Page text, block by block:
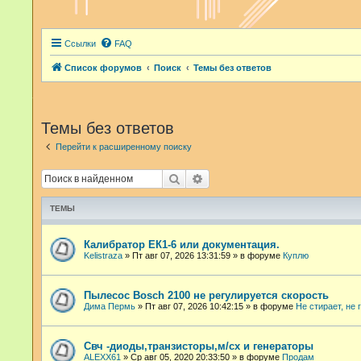
Ссылки FAQ
Список форумов Поиск Темы без ответов
Темы без ответов
Перейти к расширенному поиску
Поиск
ТЕМЫ
Калибратор ЕК1-6 или документация.
Kelistraza » Пт авг 07, 2026 13:31:59 » в форуме Куплю
Пылесос Bosch 2100 не регулируется скорость
Дима Пермь » Пт авг 07, 2026 10:42:15 » в форуме Не стирает, не
Свч -диоды,транзисторы,м/сх и генераторы
ALEXX61 » Ср авг 05, 2020 20:33:50 » в форуме Продам